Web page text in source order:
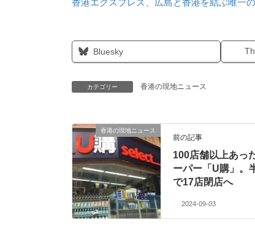
Bluesky
カテゴリー 香港の現地ニュース
香港の現地ニュース
前の記事
100店舗以上あっ
ーパー「U購」。
で17店閉店へ
2024-09-03